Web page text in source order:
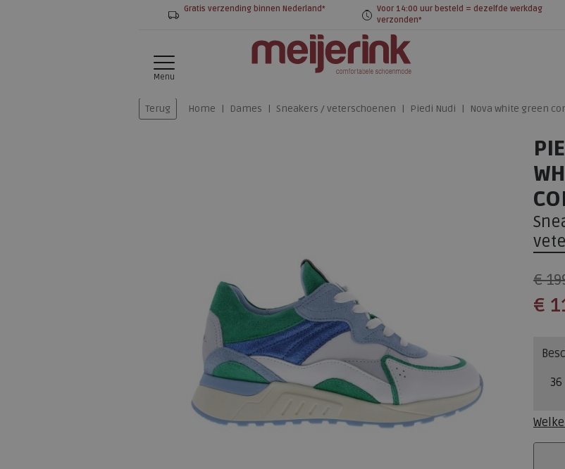
Gratis verzending binnen Nederland*
Voor 14:00 uur besteld = dezelfde werkdag
verzonden*
Menu
Terug Home Dames Sneakers / veterschoenen Piedi Nudi Nova white green
€
€
36